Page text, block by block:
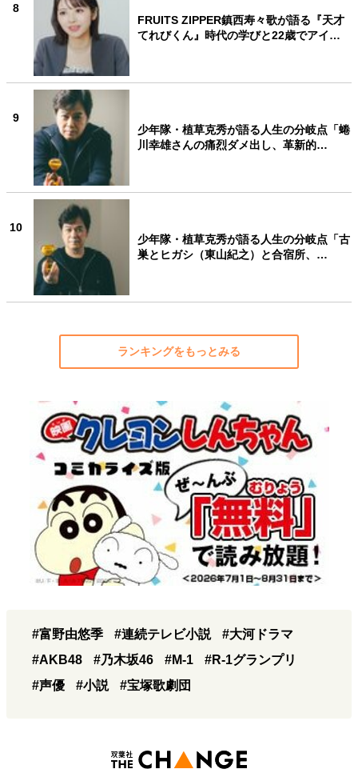
8
FRUITS ZIPPER鎮西寿々歌が語る『天才
てれびくん』時代の学びと22歳でアイ…
9
少年隊・植草克秀が語る人生の分岐点「蜷
川幸雄さんの痛烈ダメ出し、革新的…
10
少年隊・植草克秀が語る人生の分岐点「古
巣とヒガシ（東山紀之）と合宿所、…
ランキングをもっとみる
#富野由悠季 #連続テレビ小説
#大河ドラマ
#AKB48
#乃木坂46 #M-1
#R-1グランプリ
#声優
#小説 #宝塚歌劇団